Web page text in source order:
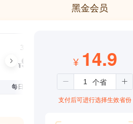
黑金会员
3个月
¥99
每日仅1.08元
¥ 14.9
支付后可进行选择生效省份